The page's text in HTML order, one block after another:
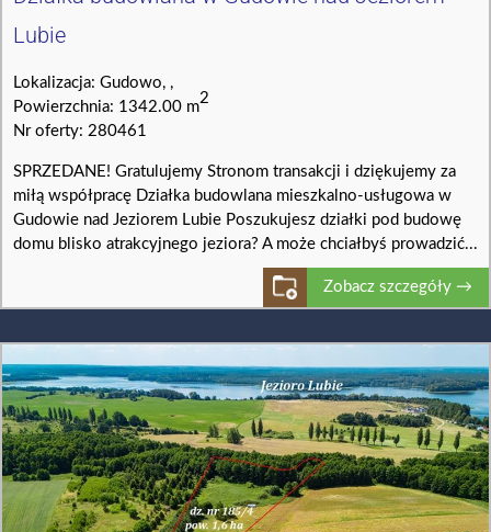
Lubie
Lokalizacja: Gudowo, ,
Powierzchnia: 1342.00 m2
Nr oferty: 280461
SPRZEDANE! Gratulujemy Stronom transakcji i dziękujemy za
miłą współpracę Działka budowlana mieszkalno-usługowa w
Gudowie nad Jeziorem Lubie Poszukujesz działki pod budowę
domu blisko atrakcyjnego jeziora? A może chciałbyś prowadzić...
Zobacz szczegóły →